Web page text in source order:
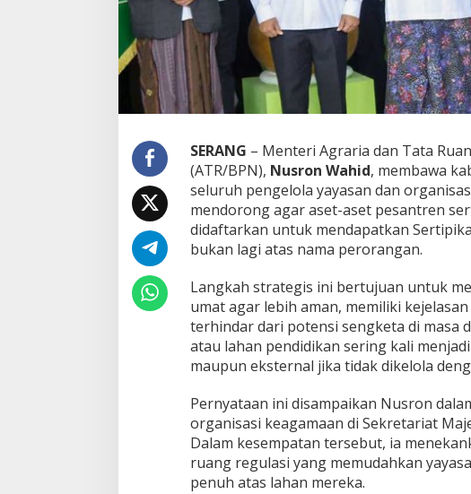
n
t
e
n
e
r
t
i
i
k
H
k
M
i
i
:
A
k
h
SERANG – Menteri Agraria dan Tata
(ATR/BPN), Nusron Wahid, membawa
seluruh pengelola yayasan dan
mendorong agar aset-aset pesantren
didaftarkan untuk mendapatkan
bukan lagi atas nama perorangan.
​Langkah strategis ini bertujuan untuk
umat agar lebih aman, memiliki
terhindar dari potensi sengketa di masa
atau lahan pendidikan sering kali
maupun eksternal jika tidak dikelola
​Pernyataan ini disampaikan Nusron
organisasi keagamaan di Sekretariat
Dalam kesempatan tersebut, ia
ruang regulasi yang memudahkan
penuh atas lahan mereka.